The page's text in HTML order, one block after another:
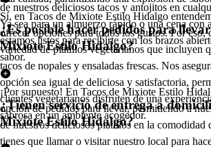
de nuestros deliciosos tacos y antojitos en
Ya sea para un almuerzo rápido o una cena con
estamos listos para recibirte con los brazos
sabor.
Sí, en Tacos de Mixiote Estilo Hidalgo
ofrecer opciones para todos los gustos. Por eso,
variedad de platillos vegetarianos que incluyen
tacos de nopales y ensaladas frescas. Nos
opción sea igual de deliciosa y satisfactoria,
clientes vegetarianos disfruten de una
sabrosa en un ambiente acogedor.
¿Es posible hacer pedidos para llevar
Mixiote Estilo Hidalgo?
¡Por supuesto! En Tacos de Mixiote Estilo
opción de pedidos para llevar, permitiendo a
de nuestros deliciosos platillos en la comodidad
tienes que llamar o visitar nuestro local para
¿Tienen servicio de entrega a
Mixiote Estilo Hidalgo?